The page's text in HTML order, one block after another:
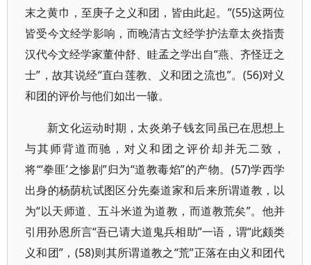
末之黄巾，至庚子之义和团，皆由此起。”(55)这两位
皆受今文经学影响，而晚清古文经学护法章太炎指责
汉代今文经学家董仲舒、眭孟之学出自“燕、齐怪迂之
士”，故其说经“直白莲教、义和团之流也”。(56)对义
和团的评价与他们如出一辙。
新文化运动时期，太炎弟子钱玄同虽已在思想上
与其师背道而驰，对义和团之评价却并无二致，
将“‘拳匪’之惨剧”归为“道教毒焰”的产物。(57)学西学
出身的杨荫杭试图区分先秦道家和后来所谓道教，以
为“以天师道、五斗米道为道教，而道教荒矣”。他并
引用孙恩所言“吾已请大道鬼兵相助”一语，谓“此颇类
义和团”，(58)则其所谓道教之“荒”正落在由义和团代